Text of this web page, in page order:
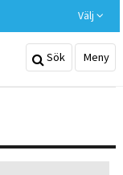
Välj
Sök Meny